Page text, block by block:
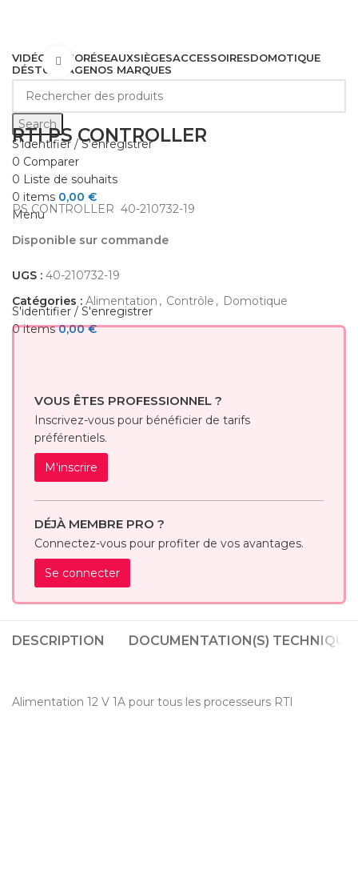
Search
S'identifier / S'enregistrer
0 Comparer
0 Liste de souhaits
0 items 0,00 €
Menu
S'identifier / S'enregistrer
0items 0,00€
VIDÉO AUDIORÉSEAUXSIÈGESACCESSOIRESDOMOTIQUE
DÉSTOCKAGENOS MARQUES
Cliquez pour agrandir
RTI PS CONTROLLER
PS CONTROLLER 40-210732-19
Disponible sur commande
UGS : 40-210732-19
Catégories : Alimentation , Contrôle , Domotique
VOUS ÊTES PROFESSIONNEL ?
Inscrivez-vous pour bénéficier de tarifs
préférentiels.
M'inscrire
DÉJÀ MEMBRE PRO ?
Connectez-vous pour profiter de vos avantages.
Se connecter
DESCRIPTION DOCUMENTATION(S)
Alimentation 12 V 1A pour tous les processeurs RTI